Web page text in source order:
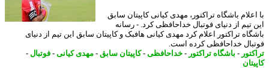
باشگاه تراکتور، مهدی کیانی کاپیتان سابق
تیم از دنیای فوتبال خداحافظی کرد. - رسانه
تراکتور اعلام کرد مهدی کیانی هافبک و کاپیتان سابق این تیم از دنیای
خداحافظی کرده است.
-باشگاه تراکتور -خداحافظی-کاپیتان سابق-مهدی کیانی-فوتبال-